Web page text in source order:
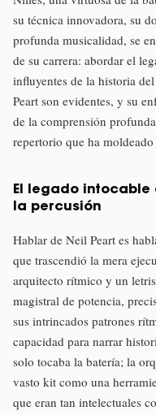
su técnica innovadora, su
profunda musicalidad, se
de su carrera: abordar el
influyentes de la historia
Peart son evidentes, y su
de la comprensión
repertorio que ha
El legado intocable
la percusión
Hablar de Neil Peart es
que trascendió la mera
arquitecto rítmico y un
magistral de potencia,
sus intrincados patrones
capacidad para narrar
solo tocaba la batería; la
vasto kit como una
que eran tan intelectuales